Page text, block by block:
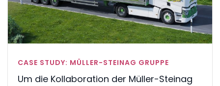
CASE STUDY: MÜLLER-STEINAG GRUPPE
Um die Kollaboration der Müller-Steinag